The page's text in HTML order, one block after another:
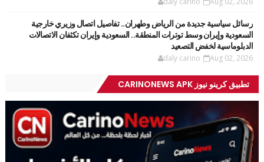
رسائل سياسية جديدة من الرياض وطهران.. تفاصيل اتصال وزيري خارجية
السعودية وإيران وسط توترات المنطقة.. السعودية وإيران تكثفان الاتصالات
الدبلوماسية لخفض التصعيد
daly carino Aug 02, 2026
تطبيق كرينو نيوز CARINONEWS APK